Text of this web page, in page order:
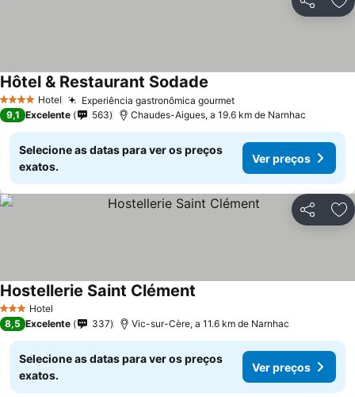
Partilhar
4 EstrelasHotel Experiência gastronômica gourmetVer preços
Hôtel & Restaurant Sodade
9,1 Excelente 563 Chaudes-Aigues, a 19.6 km de Narnhac
Selecione as datas para ver os preços
exatos.
Ver preços
Partilhar
3 EstrelasHotel
Hostellerie Saint Clément
8,5 Excelente 337 Vic-sur-Cère, a 11.6 km de Narnhac
Selecione as datas para ver os preços
exatos.
Ver preços